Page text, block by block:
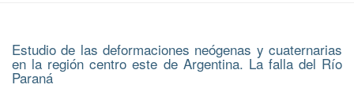
Estudio de las deformaciones neógenas y cuaternarias
en la región centro este de Argentina. La falla del Río
Paraná